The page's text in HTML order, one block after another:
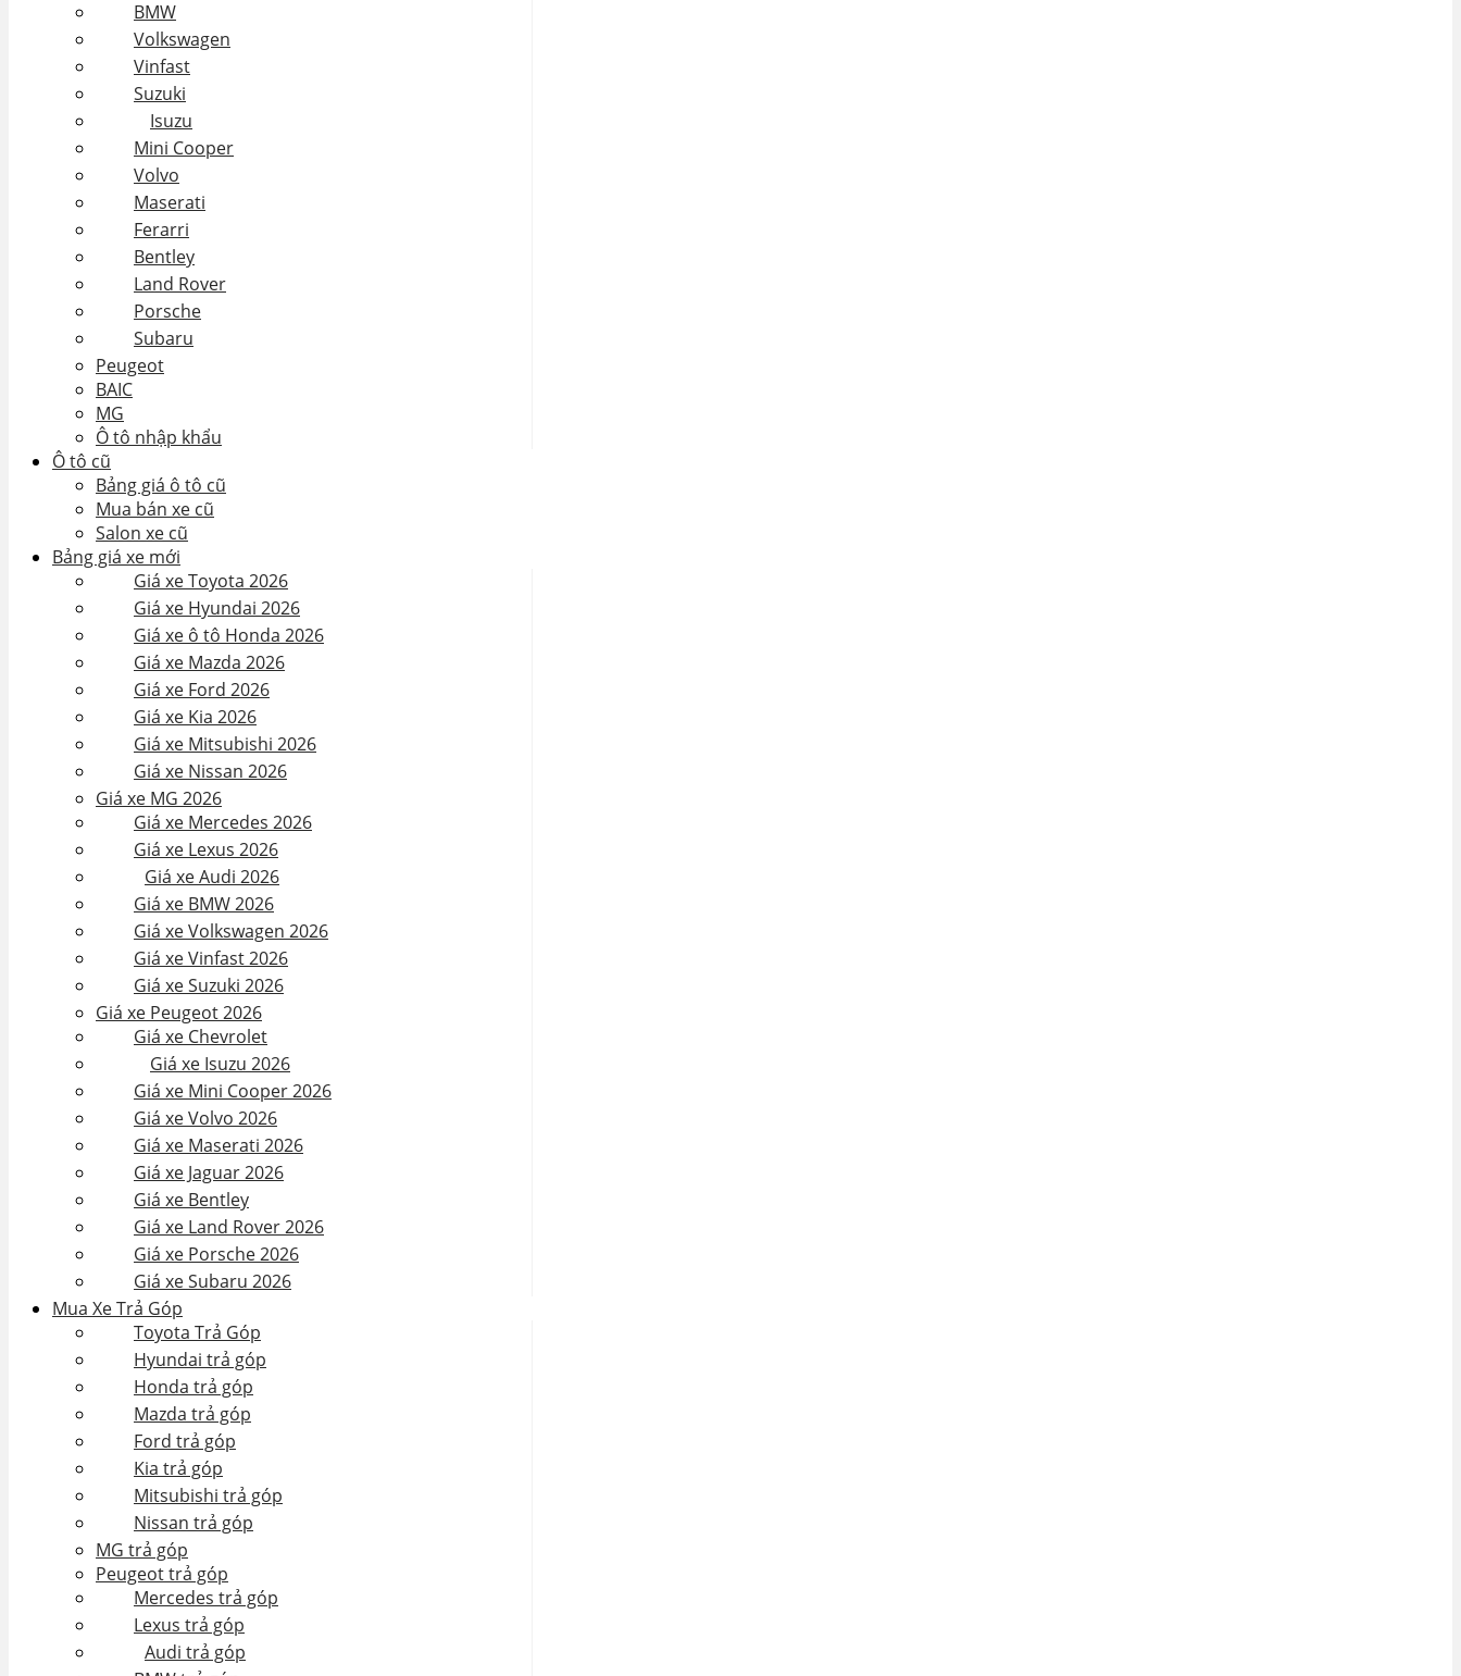
BMW
Volkswagen
Vinfast
Suzuki
Isuzu
Mini Cooper
Volvo
Maserati
Ferarri
Bentley
Land Rover
Porsche
Subaru
Peugeot
BAIC
MG
Ô tô nhập khẩu
Ô tô cũ
Bảng giá ô tô cũ
Mua bán xe cũ
Salon xe cũ
Bảng giá xe mới
Giá xe Toyota 2026
Giá xe Hyundai 2026
Giá xe ô tô Honda 2026
Giá xe Mazda 2026
Giá xe Ford 2026
Giá xe Kia 2026
Giá xe Mitsubishi 2026
Giá xe Nissan 2026
Giá xe MG 2026
Giá xe Mercedes 2026
Giá xe Lexus 2026
Giá xe Audi 2026
Giá xe BMW 2026
Giá xe Volkswagen 2026
Giá xe Vinfast 2026
Giá xe Suzuki 2026
Giá xe Peugeot 2026
Giá xe Chevrolet
Giá xe Isuzu 2026
Giá xe Mini Cooper 2026
Giá xe Volvo 2026
Giá xe Maserati 2026
Giá xe Jaguar 2026
Giá xe Bentley
Giá xe Land Rover 2026
Giá xe Porsche 2026
Giá xe Subaru 2026
Mua Xe Trả Góp
Toyota Trả Góp
Hyundai trả góp
Honda trả góp
Mazda trả góp
Ford trả góp
Kia trả góp
Mitsubishi trả góp
Nissan trả góp
MG trả góp
Peugeot trả góp
Mercedes trả góp
Lexus trả góp
Audi trả góp